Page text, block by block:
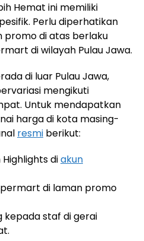
Hemat ini memiliki
Perlu diperhatikan
promo di atas berlaku
di wilayah Pulau Jawa.
di luar Pulau Jawa,
mengikuti
Untuk mendapatkan
harga di kota masing-
resmi berikut:
diakun
di laman promo
kepada staf di gerai